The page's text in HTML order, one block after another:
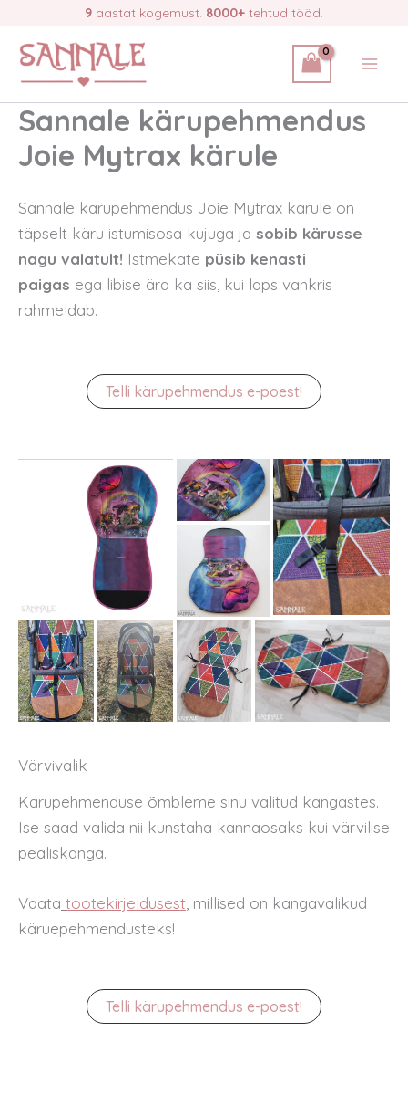
content
9 aastat kogemust. 8000+ tehtud tööd.
Sannale kärupehmendus
Joie Mytrax kärule
Sannale kärupehmendus Joie Mytrax kärule on
täpselt käru istumisosa kujuga ja sobib kärusse
nagu valatult! Istmekate püsib kenasti
paigas ega libise ära ka siis, kui laps vankris
rahmeldab.
Telli kärupehmendus e-poest!
Värvivalik
Kärupehmenduse õmbleme sinu valitud kangastes.
Ise saad valida nii kunstaha kannaosaks kui värvilise
pealiskanga.
Vaata tootekirjeldusest, millised on kangavalikud
käruepehmendusteks!
Telli kärupehmendus e-poest!